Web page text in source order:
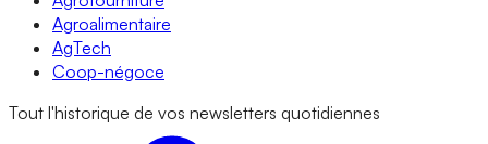
Agroalimentaire
AgTech
Coop-négoce
Tout l'historique de vos newsletters quotidiennes